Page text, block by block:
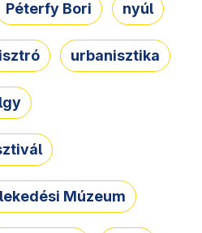
Péterfy Bori nyúl
urbanisztika
Múzeum